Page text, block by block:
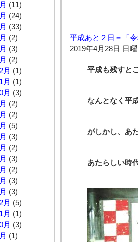
(11)
(24)
(33)
(2)
(3)
(2)
月 (1)
月 (1)
月 (3)
(2)
(2)
(5)
(3)
(2)
(3)
(2)
(3)
(3)
月 (5)
月 (1)
月 (3)
(1)
平成あと２日＝「
2019年4月28日 日曜
平成も残すと
なんとなく平
がしかし、あ
あたらしい時